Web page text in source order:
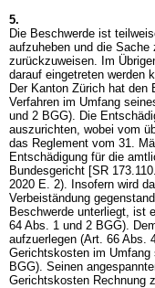
5.
Die Beschwerde ist
aufzuheben und die Sache
zurückzuweisen. Im
darauf eingetreten werden
Der Kanton Zürich hat den
Verfahren im Umfang
und 2 BGG). Die
auszurichten, wobei vom
das Reglement vom 31.
Entschädigung für die
Bundesgericht [SR
2020 E. 2). Insofern wird
Verbeiständung
Beschwerde unterliegt, ist
64 Abs. 1 und 2 BGG).
aufzuerlegen (Art. 66 Abs.
Gerichtskosten im
BGG). Seinen
Gerichtskosten Rechnung